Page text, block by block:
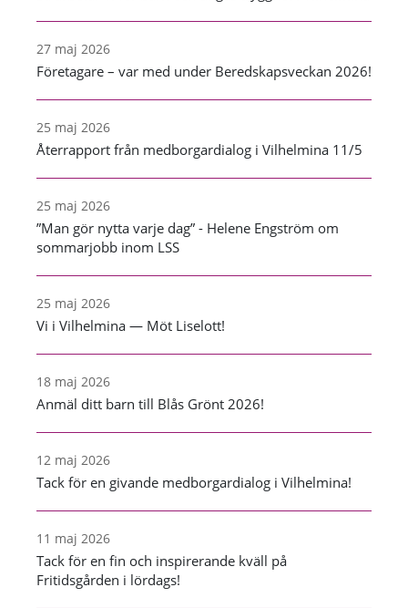
27 maj 2026
Företagare – var med under Beredskapsveckan 2026!
25 maj 2026
Återrapport från medborgardialog i Vilhelmina 11/5
25 maj 2026
”Man gör nytta varje dag” - Helene Engström om
sommarjobb inom LSS
25 maj 2026
Vi i Vilhelmina — Möt Liselott!
18 maj 2026
Anmäl ditt barn till Blås Grönt 2026!
12 maj 2026
Tack för en givande medborgardialog i Vilhelmina!
11 maj 2026
Tack för en fin och inspirerande kväll på
Fritidsgården i lördags!